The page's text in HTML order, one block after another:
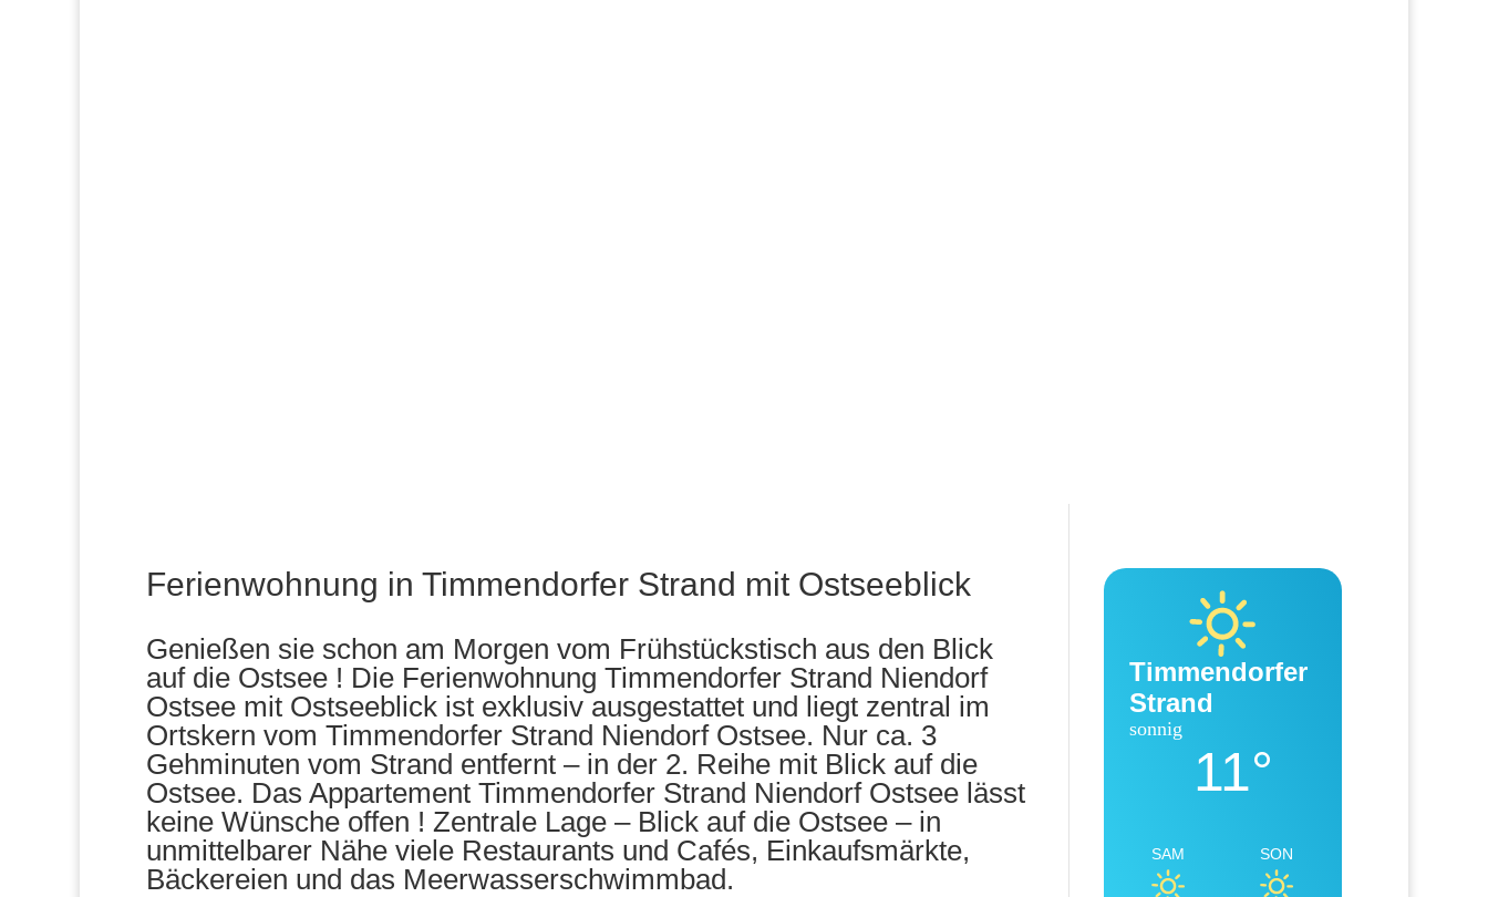
Ferienwohnung in Timmendorfer Strand mit Ostseeblick
Genießen sie schon am Morgen vom Frühstückstisch aus den Blick
auf die Ostsee ! Die Ferienwohnung Timmendorfer Strand Niendorf
Ostsee mit Ostseeblick ist exklusiv ausgestattet und liegt zentral im
Ortskern vom Timmendorfer Strand Niendorf Ostsee. Nur ca. 3
Gehminuten vom Strand entfernt – in der 2. Reihe mit Blick auf die
Ostsee. Das Appartement Timmendorfer Strand Niendorf Ostsee lässt
keine Wünsche offen ! Zentrale Lage – Blick auf die Ostsee – in
unmittelbarer Nähe viele Restaurants und Cafés, Einkaufsmärkte,
Bäckereien und das Meerwasserschwimmbad.
Timmendorfer
Strand
sonnig
11°
SAM SON